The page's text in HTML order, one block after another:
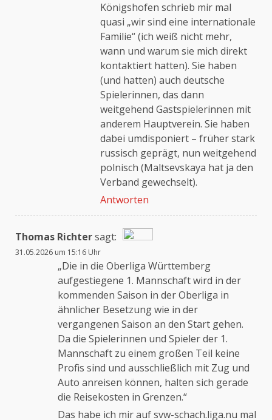
Königshofen schrieb mir mal
quasi „wir sind eine internationale
Familie“ (ich weiß nicht mehr,
wann und warum sie mich direkt
kontaktiert hatten). Sie haben
(und hatten) auch deutsche
Spielerinnen, das dann
weitgehend Gastspielerinnen mit
anderem Hauptverein. Sie haben
dabei umdisponiert – früher stark
russisch geprägt, nun weitgehend
polnisch (Maltsevskaya hat ja den
Verband gewechselt).
Antworten
Thomas Richtersagt:
Das „Echte-Person“-Abzeichen!
Anti-Spam von CleanTalk
31.05.2026 um 15:16 Uhr
„Die in die Oberliga Württemberg
aufgestiegene 1. Mannschaft wird in der
kommenden Saison in der Oberliga in
ähnlicher Besetzung wie in der
vergangenen Saison an den Start gehen.
Da die Spielerinnen und Spieler der 1.
Mannschaft zu einem großen Teil keine
Profis sind und ausschließlich mit Zug und
Auto anreisen können, halten sich gerade
die Reisekosten in Grenzen.“
Das habe ich mir auf svw-schach.liga.nu mal